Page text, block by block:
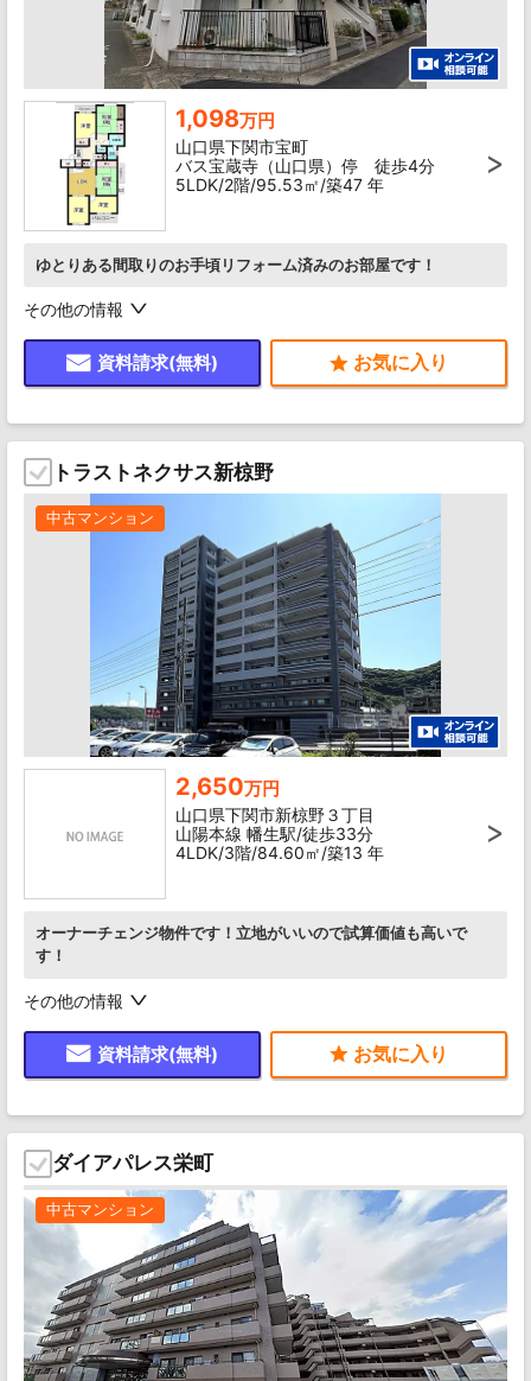
1,098万円
山口県下関市宝町
バス宝蔵寺（山口県）停 徒歩4分
5LDK/2階/95.53㎡/築47 年
ゆとりある間取りのお手頃リフォーム済みのお部屋です！
その他の情報
資料請求(無料)
トラストネクサス新椋野
中古マンション
2,650万円
山口県下関市新椋野３丁目
山陽本線 幡生駅/徒歩33分
4LDK/3階/84.60㎡/築13 年
オーナーチェンジ物件です！立地がいいので試算価値も高いで
す！
その他の情報
資料請求(無料)
ダイアパレス栄町
中古マンション